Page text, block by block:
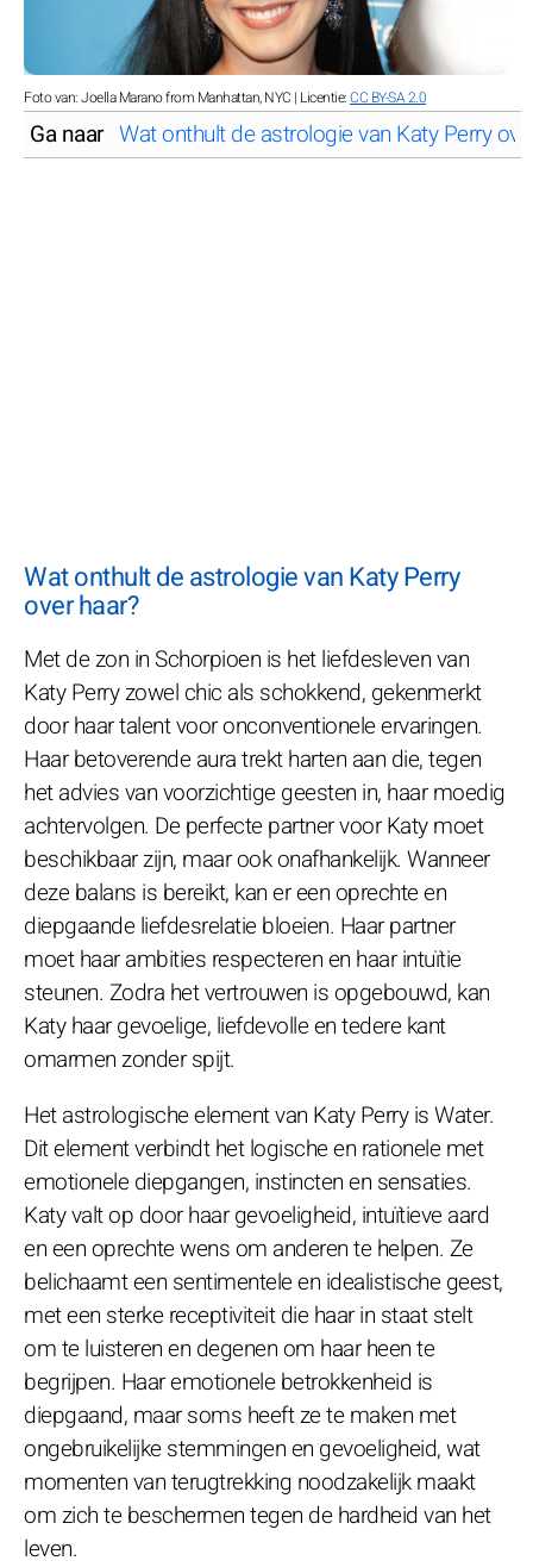
Foto van: Joella Marano from Manhattan, NYC | Licentie:CC BY-SA 2.0
Ga naar Wat onthult de astrologie van Katy Perry
Wat onthult de astrologie van Katy Perry
over haar?
Met de zon in Schorpioen is het liefdesleven van
Katy Perry zowel chic als schokkend, gekenmerkt
door haar talent voor onconventionele ervaringen.
Haar betoverende aura trekt harten aan die, tegen
het advies van voorzichtige geesten in, haar moedig
achtervolgen. De perfecte partner voor Katy moet
beschikbaar zijn, maar ook onafhankelijk. Wanneer
deze balans is bereikt, kan er een oprechte en
diepgaande liefdesrelatie bloeien. Haar partner
moet haar ambities respecteren en haar intuïtie
steunen. Zodra het vertrouwen is opgebouwd, kan
Katy haar gevoelige, liefdevolle en tedere kant
omarmen zonder spijt.
Het astrologische element van Katy Perry is Water.
Dit element verbindt het logische en rationele met
emotionele diepgangen, instincten en sensaties.
Katy valt op door haar gevoeligheid, intuïtieve aard
en een oprechte wens om anderen te helpen. Ze
belichaamt een sentimentele en idealistische geest,
met een sterke receptiviteit die haar in staat stelt
om te luisteren en degenen om haar heen te
begrijpen. Haar emotionele betrokkenheid is
diepgaand, maar soms heeft ze te maken met
ongebruikelijke stemmingen en gevoeligheid, wat
momenten van terugtrekking noodzakelijk maakt
om zich te beschermen tegen de hardheid van het
leven.